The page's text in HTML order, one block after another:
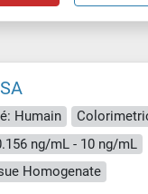
Humain
ng/mL - 10 ng/mL
Homogenate